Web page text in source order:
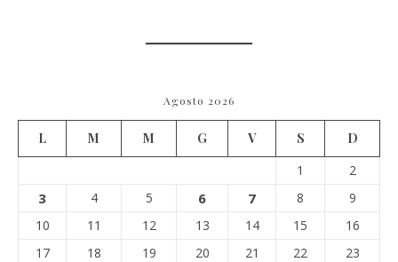
Agosto 2026
L M M G V S
D
1
2
3 4 5 6 7 8
9
10
11 12 13 14 15
16
17
18 19 20 21 22
23